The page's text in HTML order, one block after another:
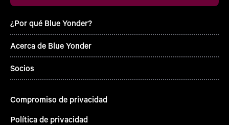
¿Por qué Blue Yonder?
Acerca de Blue Yonder
Socios
Compromiso de privacidad
Política de privacidad